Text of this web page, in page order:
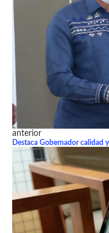
anterior
Destaca Gobernador calidad